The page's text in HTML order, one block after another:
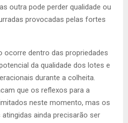
outra pode perder qualidade ou
provocadas pelas fortes
ocorre dentro das propriedades
da qualidade dos lotes e
durante a colheita.
que os reflexos para a
neste momento, mas os
ainda precisarão ser